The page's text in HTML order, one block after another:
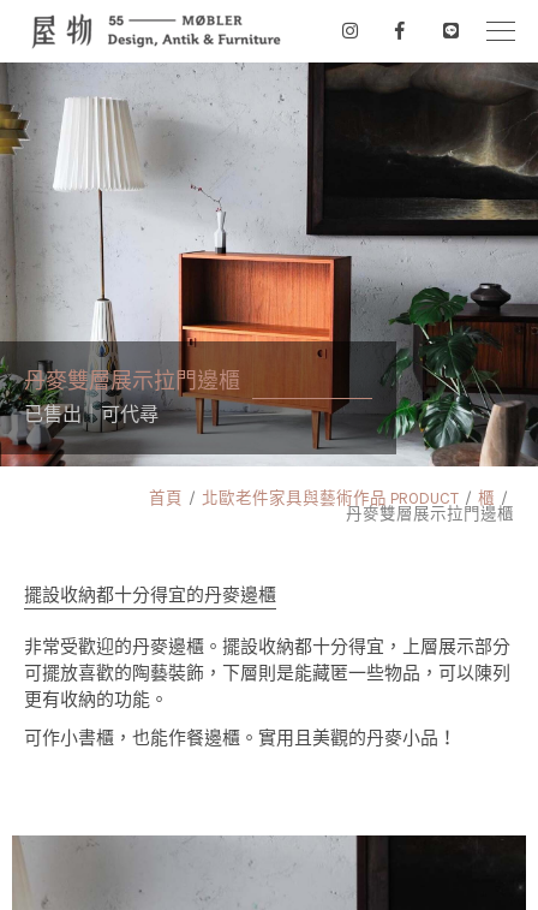
丹麥雙層展示拉門邊櫃
已售出｜可代尋
首頁 北歐老件家具與藝術作品 PRODUCT
櫃
丹麥雙層展示拉門邊櫃
擺設收納都十分得宜的丹麥邊櫃
非常受歡迎的丹麥邊櫃。擺設收納都十分得宜，上層展示部分
可擺放喜歡的陶藝裝飾，下層則是能藏匿一些物品，可以陳列
更有收納的功能。
可作小書櫃，也能作餐邊櫃。實用且美觀的丹麥小品！